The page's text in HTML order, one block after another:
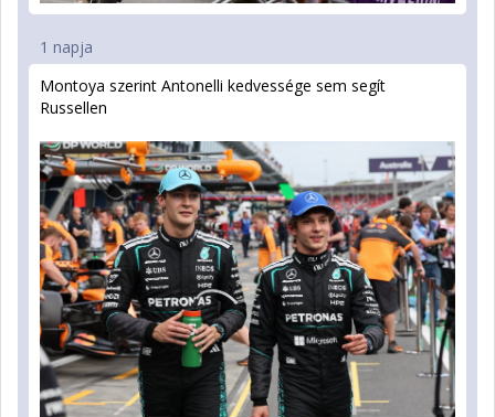
1 napja
Montoya szerint Antonelli kedvessége sem segít
Russellen